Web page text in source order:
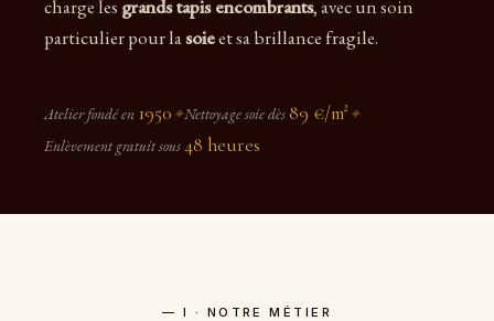
charge les grands tapis encombrants, avec un soin
particulier pour lasoieet sa brillance fragile.
Atelier fondé en 1950 ✦Nettoyage soie dès 89 €/m² ✦
Enlèvement gratuit sous48 heures
— I · NOTRE MÉTIER